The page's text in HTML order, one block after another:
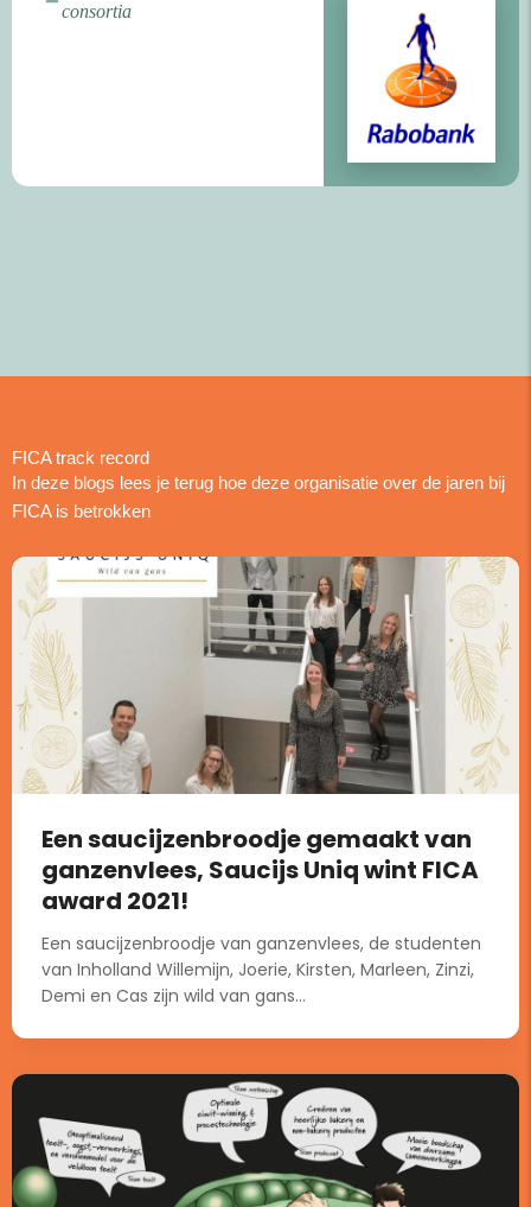
consortia
FICA track record
In deze blogs lees je terug hoe deze organisatie over de jaren bij
FICA is betrokken
Een saucijzenbroodje gemaakt van
ganzenvlees, Saucijs Uniq wint FICA
award 2021!
Een saucijzenbroodje van ganzenvlees, de studenten
van Inholland Willemijn, Joerie, Kirsten, Marleen, Zinzi,
Demi en Cas zijn wild van gans...